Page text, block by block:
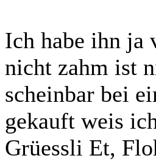
Ich habe ihn ja
nicht zahm ist
scheinbar bei
gekauft weis
Grüessli Et,